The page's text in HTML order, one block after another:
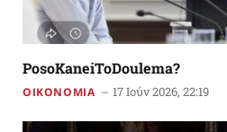
PosoKaneiToDoulema?
ΟΙΚΟΝΟΜΙΑ 17 Ιούν 2026, 22:19